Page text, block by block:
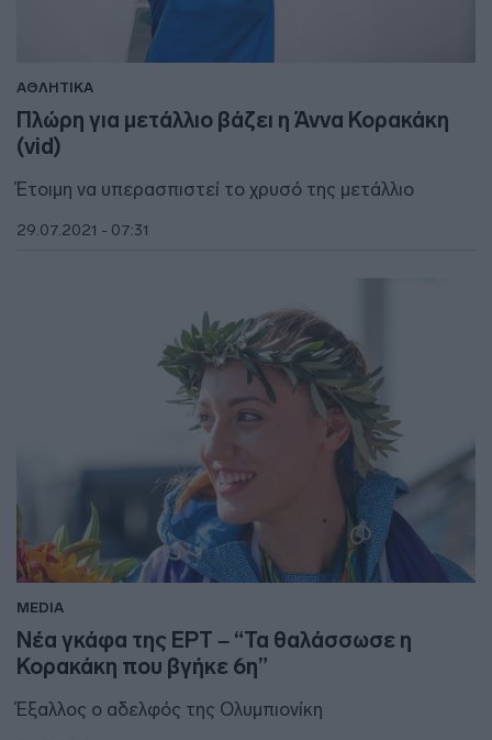
ΑΘΛΗΤΙΚΑ
Πλώρη για μετάλλιο βάζει η Άννα Κορακάκη
(vid)
Έτοιμη να υπερασπιστεί το χρυσό της μετάλλιο
29.07.2021 - 07:31
MEDIA
Νέα γκάφα της ΕΡΤ – “Τα θαλάσσωσε η
Κορακάκη που βγήκε 6η”
Έξαλλος ο αδελφός της Ολυμπιονίκη